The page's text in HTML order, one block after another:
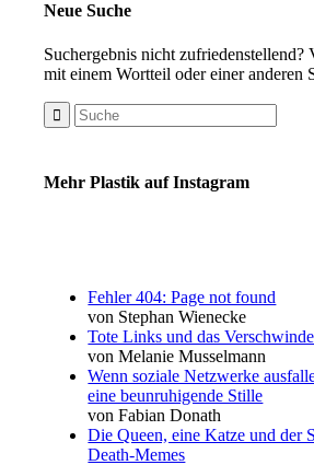
Neue Suche
Suchergebnis nicht zufriedenstellend?
mit einem Wortteil oder einer anderen
Mehr Plastik auf Instagram
Fehler 404: Page not found
von Stephan Wienecke
Tote Links und das
von Melanie Musselmann
Wenn soziale Netzwerke
eine beunruhigende Stille
von Fabian Donath
Die Queen, eine Katze und der
Death-Memes